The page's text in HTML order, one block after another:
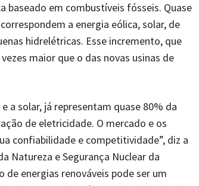
baseado em combustíveis fósseis. Quase
a energia eólica, solar, de
hidrelétricas. Esse incremento, que
maior que o das novas usinas de
a solar, já representam quase 80% da
de eletricidade. O mercado e os
confiabilidade e competitividade”, diz a
Natureza e Segurança Nuclear da
de energias renováveis pode ser um